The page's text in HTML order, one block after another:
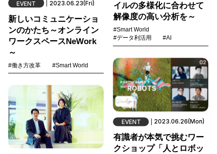
イルの多様化に合わせて
解像度の高い分析を～
#Smart World
#データ利活用
#AI
EVENT 2023.06.23(Fri)
新しいコミュニケーショ
ンのかたち～オンライン
ワークスペースNeWork
～
#働き方改革 #Smart World
EVENT 2023.06.26(Mon)
有識者が本気で挑むワー
クショップ「人とロボッ